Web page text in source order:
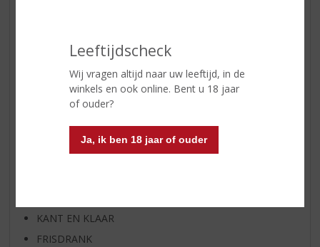
Leeftijdscheck
Wij vragen altijd naar uw leeftijd, in de
winkels en ook online. Bent u 18 jaar
of ouder?
Ja, ik ben 18 jaar of ouder
SPIRIT VAN DE MAAND
EXCLUSIEF TOPSLIJTER
APERITIEF
KANT EN KLAAR
FRISDRANK